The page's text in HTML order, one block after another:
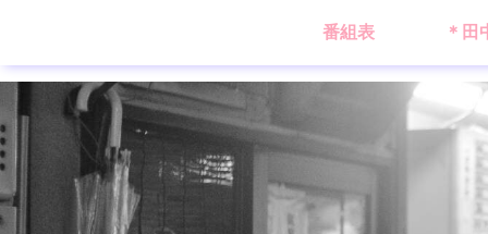
番組表 ＊田